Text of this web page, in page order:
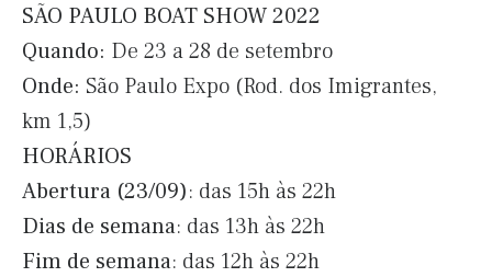
SÃO PAULO BOAT SHOW 2022
Quando: De 23 a 28 de setembro
Onde: São Paulo Expo (Rod. dos Imigrantes,
km 1,5)
HORÁRIOS
Abertura (23/09): das 15h às 22h
Dias de semana: das 13h às 22h
Fim de semana: das 12h às 22h